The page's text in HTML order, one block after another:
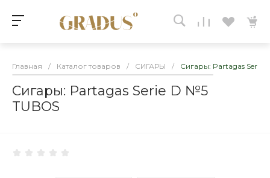
Главная / Каталог товаров / СИГАРЫ / Сигары: Partagas Serie
Сигары: Partagas Serie D №5
TUBOS